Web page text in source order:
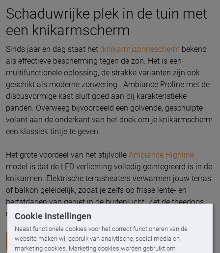
Cookie instellingen
Naast functionele cookies voor het correct functioneren van de
website maken wij gebruik van analytische, social media en
marketing cookies. Marketing cookies worden gebruikt om
Schaduwrijke plek in de tuin met
een knikarmscherm
Sinds jaar en dag staat het (knikarm)zonnescherm bekend
als effectieve bescherming tegen de zon. Het is een
multifunctionele oplossing, de strakke varianten zijn ook
geschikt als moderne zonwering . Ambiance Proline met de
discusvormige kast sluit goed aan bij karakteristieke
panden. Overweeg bijvoorbeeld een golvende, geschulpte
volant aan de onderkant van het doek om je knikarmscherm
een klassiek tintje te geven.
Het grote voordeel van het stijlvolle Ambiance Highline
model is dat de LED verlichting volledig geïntegreerd is in de
knikarmen. Elektrische terrasheaters verwarmen jouw terras
of balkon geleidelijk, zodat je zelfs op frisse lente- en
herfstdagen van geniet in de buitenlucht. Zet de theedoos
maar klaar!
BEKIJK ONZE KNIKARMSCHERMEN